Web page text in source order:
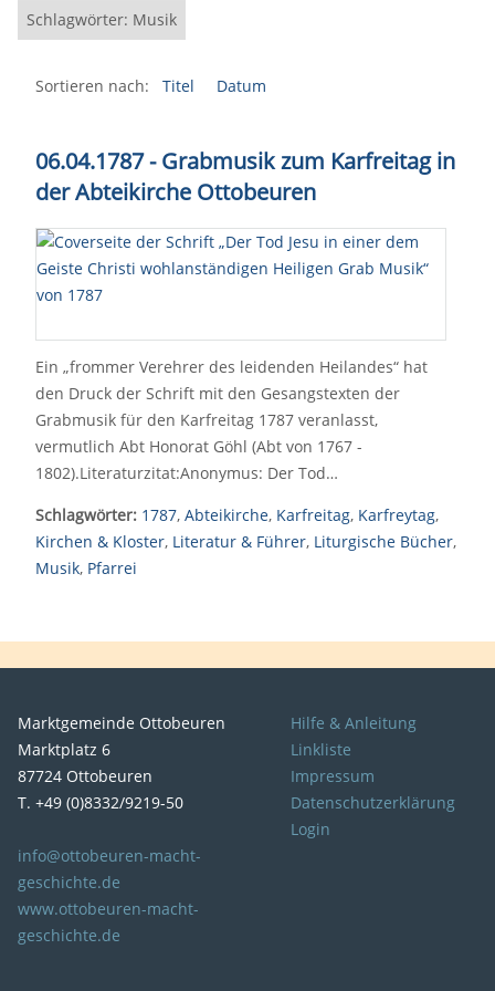
Schlagwörter: Musik
Sortieren nach: Titel Datum
06.04.1787 - Grabmusik zum Karfreitag in
der Abteikirche Ottobeuren
Ein „frommer Verehrer des leidenden Heilandes“ hat
den Druck der Schrift mit den Gesangstexten der
Grabmusik für den Karfreitag 1787 veranlasst,
vermutlich Abt Honorat Göhl (Abt von 1767 -
1802).Literaturzitat:Anonymus: Der Tod…
Schlagwörter: 1787, Abteikirche, Karfreitag, Karfreytag,
Kirchen & Kloster, Literatur & Führer, Liturgische Bücher,
Musik, Pfarrei
Marktgemeinde Ottobeuren
Marktplatz 6
87724 Ottobeuren
T. +49 (0)8332/9219-50
info@ottobeuren-macht-
geschichte.de
www.ottobeuren-macht-
geschichte.de
Hilfe & Anleitung
Linkliste
Impressum
Datenschutzerklärung
Login